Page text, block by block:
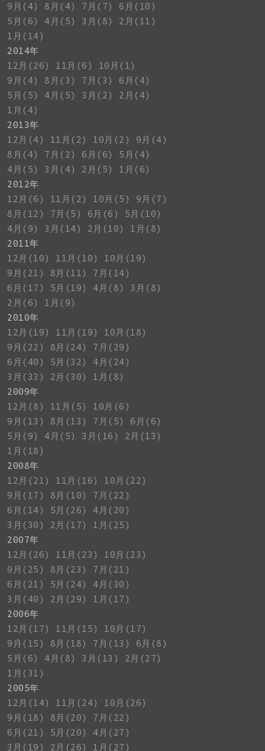
9月(4)
8月(4) 7月(7)
6月(10)
5月(6)
4月(5) 3月(8)
2月(11)
1月(14)
2014年
12月(26)
11月(6)
10月(1)
9月(4)
8月(3) 7月(3)
6月(4)
5月(5)
4月(5) 3月(2)
2月(4)
1月(4)
2013年
12月(4)
11月(2) 10月(2)
9月(4)
8月(4)
7月(2) 6月(6)
5月(4)
4月(5)
3月(4) 2月(5)
1月(6)
2012年
12月(6)
11月(2) 10月(5)
9月(7)
8月(12)
7月(5) 6月(6)
5月(10)
4月(9)
3月(14) 2月(10)
1月(8)
2011年
12月(10)
11月(10)
10月(19)
9月(21)
8月(11)
7月(14)
6月(17)
5月(19) 4月(8)
3月(8)
2月(6)
1月(9)
2010年
12月(19)
11月(19)
10月(18)
9月(22)
8月(24)
7月(29)
6月(40)
5月(32)
4月(24)
3月(33)
2月(30)
1月(8)
2009年
12月(8)
11月(5)
10月(6)
9月(13)
8月(13) 7月(5)
6月(6)
5月(9)
4月(5) 3月(16)
2月(13)
1月(18)
2008年
12月(21)
11月(16)
10月(22)
9月(17)
8月(10)
7月(22)
6月(14)
5月(26)
4月(20)
3月(30)
2月(17)
1月(25)
2007年
12月(26)
11月(23)
10月(23)
9月(25)
8月(23)
7月(21)
6月(21)
5月(24)
4月(30)
3月(40)
2月(29)
1月(17)
2006年
12月(17)
11月(15)
10月(17)
9月(15)
8月(18) 7月(13)
6月(8)
5月(6)
4月(8) 3月(13)
2月(27)
1月(31)
2005年
12月(14)
11月(24)
10月(26)
9月(18)
8月(20)
7月(22)
6月(21)
5月(20)
4月(27)
3月(19)
2月(26) 1月(27)